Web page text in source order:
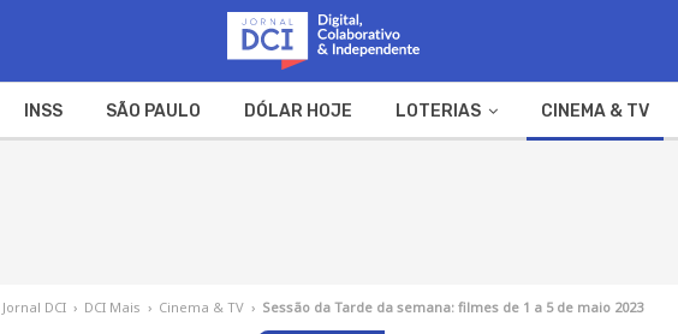
INSS SÃO PAULO DÓLAR HOJE LOTERIAS CINEMA & TV
Jornal DCI › DCI Mais › Cinema & TV › Sessão da Tarde da semana: filmes de 1 a 5 de maio 2023